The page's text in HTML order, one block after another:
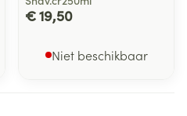
€ 19,50
Niet beschikbaar